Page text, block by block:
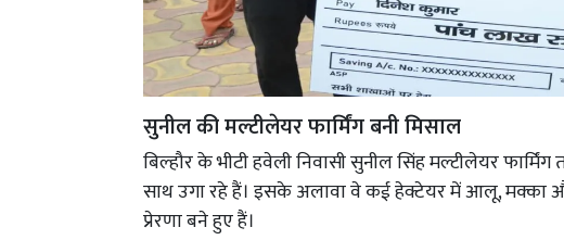
सुनील की मल्टीलेयर फार्मिंग बनी मिसाल
बिल्हौर के भीटी हवेली निवासी सुनील सिंह मल्टीलेयर
साथ उगा रहे हैं। इसके अलावा वे कई हेक्टेयर में आलू, मक्का
प्रेरणा बने हुए हैं।